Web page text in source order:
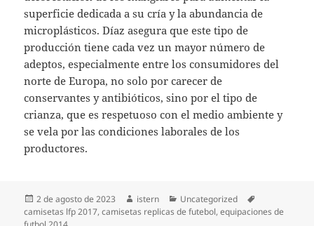
superficie dedicada a su cría y la abundancia de
microplásticos. Díaz asegura que este tipo de
producción tiene cada vez un mayor número de
adeptos, especialmente entre los consumidores del
norte de Europa, no solo por carecer de
conservantes y antibióticos, sino por el tipo de
crianza, que es respetuoso con el medio ambiente y
se vela por las condiciones laborales de los
productores.
Publicado
el
2 de agosto de 2023 Autor
istern Categorías
Uncategorized
camisetas lfp 2017,camisetas replicas de futebol,equipaciones de